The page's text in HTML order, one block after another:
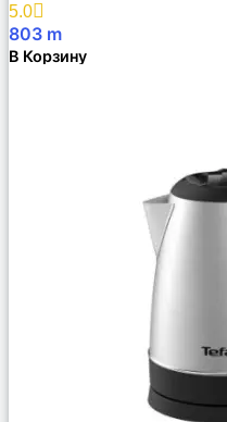
5.0
803 m
В Корзину